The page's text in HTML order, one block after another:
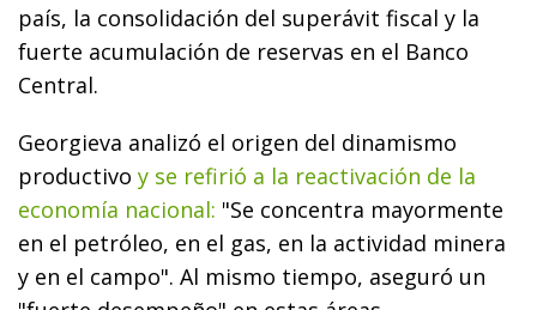
país, la consolidación del superávit fiscal y la
fuerte acumulación de reservas en el Banco
Central.
Georgieva analizó el origen del dinamismo
productivo y se refirió a la reactivación de la
economía nacional: "Se concentra mayormente
en el petróleo, en el gas, en la actividad minera
y en el campo". Al mismo tiempo, aseguró un